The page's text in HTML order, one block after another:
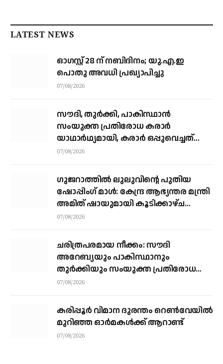
LATEST NEWS
ഓഗസ്റ്റ് 28 ന് നബിദിനം; യു.എ.ഇ
പൊതു അവധി പ്രഖ്യാപിച്ചു
07/08/2026
സൗദി, തുര്‍ക്കി, പാകിസ്ഥാന്‍
സംയുക്ത പ്രതിരോധ കരാര്‍
യാഥാര്‍ഥ്യമായി, കരാര്‍ ഒപ്പുവെച്ചത്
വിശുദ്ധ ഹറമിന്റെ ചാരത്ത്
07/08/2026
ഗുജറാത്തിൽ ലുലുവിന്റെ പുതിയ
ഷോപ്പിംഗ് മാൾ: കേന്ദ്ര ആഭ്യന്തര മന്ത്രി
അമിത് ഷായുമായി കൂടിക്കാഴ്ച
നടത്തി എം.എ യൂസഫലി
07/08/2026
ചരിത്രപരമായ നീക്കം: സൗദി
അറേബ്യയും പാകിസ്ഥാനും
തുർക്കിയും സംയുക്ത പ്രതിരോധ
കരാറിൽ ഒപ്പുവെക്കുന്നു,
07/08/2026
കരിപ്പൂര്‍ വിമാന ദുരന്തം റെണ്‍വേയില്‍
മുറിഞ്ഞ ഓര്‍മകള്‍ക്ക് ആറാണ്ട്
07/08/2026